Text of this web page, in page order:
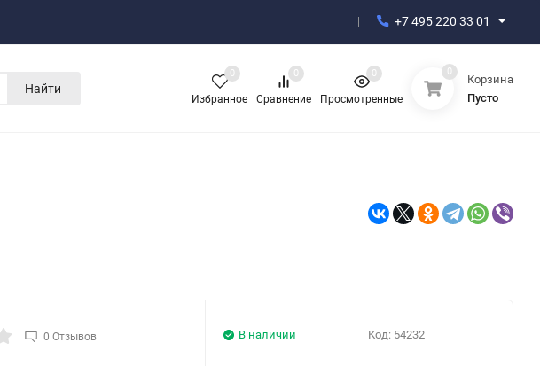
+7 495 220 33 01
Найти
Избранное
0
Сравнение
0
Просмотренные
0 0
Корзина
Пусто
0 Отзывов В наличии Код: 54232